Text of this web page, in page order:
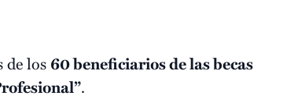
de los 60 beneficiarios de las becas
.